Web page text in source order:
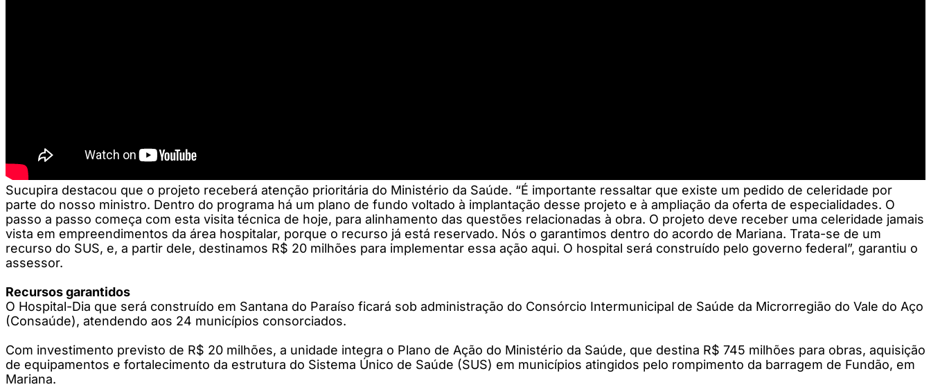
Sucupira destacou que o projeto receberá atenção prioritária do Ministério da Saúde. “É importante ressaltar que existe um pedido de celeridade por
parte do nosso ministro. Dentro do programa há um plano de fundo voltado à implantação desse projeto e à ampliação da oferta de especialidades. O
passo a passo começa com esta visita técnica de hoje, para alinhamento das questões relacionadas à obra. O projeto deve receber uma celeridade jamais
vista em empreendimentos da área hospitalar, porque o recurso já está reservado. Nós o garantimos dentro do acordo de Mariana. Trata-se de um
recurso do SUS, e, a partir dele, destinamos R$ 20 milhões para implementar essa ação aqui. O hospital será construído pelo governo federal”, garantiu o
assessor.
Recursos garantidos
O Hospital-Dia que será construído em Santana do Paraíso ficará sob administração do Consórcio Intermunicipal de Saúde da Microrregião do Vale do Aço
(Consaúde), atendendo aos 24 municípios consorciados.
Com investimento previsto de R$ 20 milhões, a unidade integra o Plano de Ação do Ministério da Saúde, que destina R$ 745 milhões para obras, aquisição
de equipamentos e fortalecimento da estrutura do Sistema Único de Saúde (SUS) em municípios atingidos pelo rompimento da barragem de Fundão, em
Mariana.